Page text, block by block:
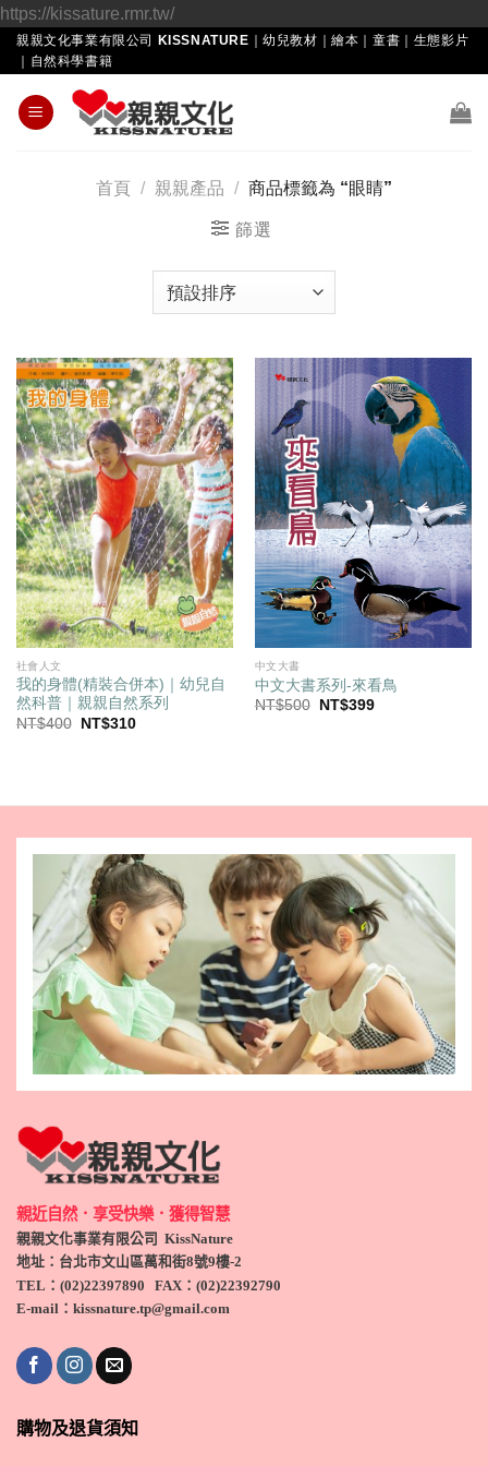
https://kissature.rmr.tw/Skip
to
親親文化事業有限公司 KISSNATURE｜幼兒教材｜繪本｜童書｜生態影片
｜自然科學書籍
首頁 / 親親產品 / 商品標籤為 “眼睛”
篩選
社會人文
我的身體(精裝合併本)｜幼兒自
然科普｜親親自然系列
NT$400
原
NT$310目
中文大書
中文大書系列-來看鳥
NT$500
原
NT$399目
親近自然．享受快樂．獲得智慧
親親文化事業有限公司 KissNature
地址：台北市文山區萬和街8號9樓-2
TEL ：(02)22397890 FAX：(02)22392790
E-mail：kissnature.tp@gmail.com
購物及退貨須知